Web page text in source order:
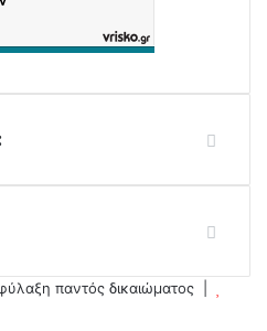
παντός δικαιώματος |